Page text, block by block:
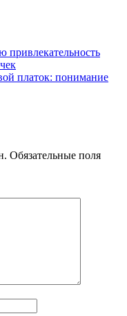
привлекательность
платок: понимание
Обязательные поля